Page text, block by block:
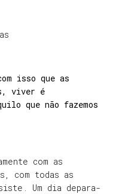
isso que as
viver é
que não fazemos
com as
com todas as
Um dia depara-